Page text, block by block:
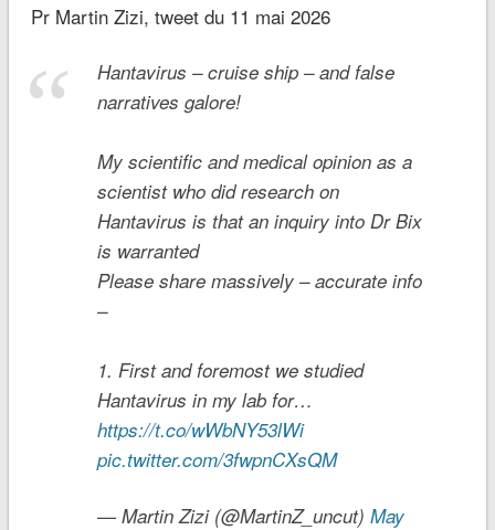
Pr Martin Zizi, tweet du 11 mai 2026
Hantavirus – cruise ship – and false
narratives galore!
My scientific and medical opinion as a
scientist who did research on
Hantavirus is that an inquiry into Dr Bix
is warranted
Please share massively – accurate info
–
1. First and foremost we studied
Hantavirus in my lab for…
https://t.co/wWbNY53lWi
pic.twitter.com/3fwpnCXsQM
— Martin Zizi (@MartinZ_uncut) May